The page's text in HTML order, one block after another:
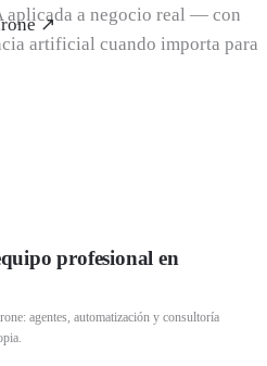
↗
aplicada a negocio real — con
artificial cuando importa para
profesional en
agentes, automatización y consultoría